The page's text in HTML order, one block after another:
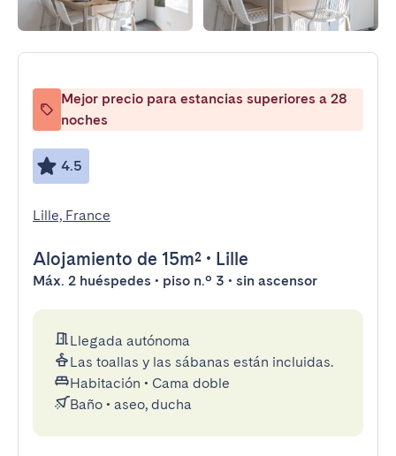
Mejor precio para estancias superiores a 28
noches
4.5
Lille, France
Alojamiento de 15m² • Lille
Máx. 2 huéspedes • piso n.º 3 • sin ascensor
Llegada autónoma
Las toallas y las sábanas están incluidas.
Habitación • Cama doble
Baño • aseo, ducha